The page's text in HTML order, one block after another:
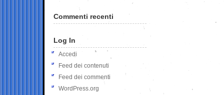
Commenti recenti
Log In
Accedi
Feed dei contenuti
Feed dei commenti
WordPress.org